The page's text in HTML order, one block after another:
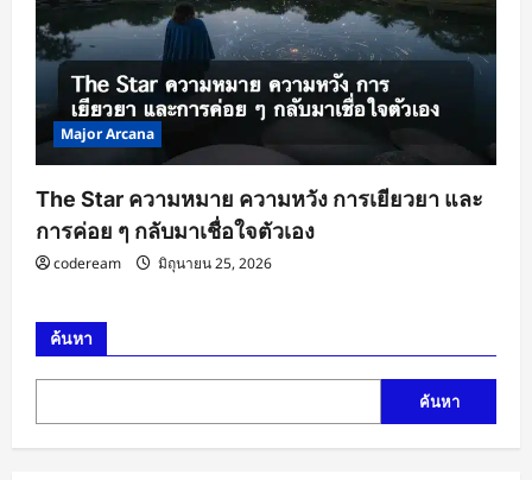
Major Arcana
The Star ความหมาย ความหวัง การเยียวยา และ
การค่อย ๆ กลับมาเชื่อใจตัวเอง
codeream มิถุนายน 25, 2026
ค้นหา
ค้นหา